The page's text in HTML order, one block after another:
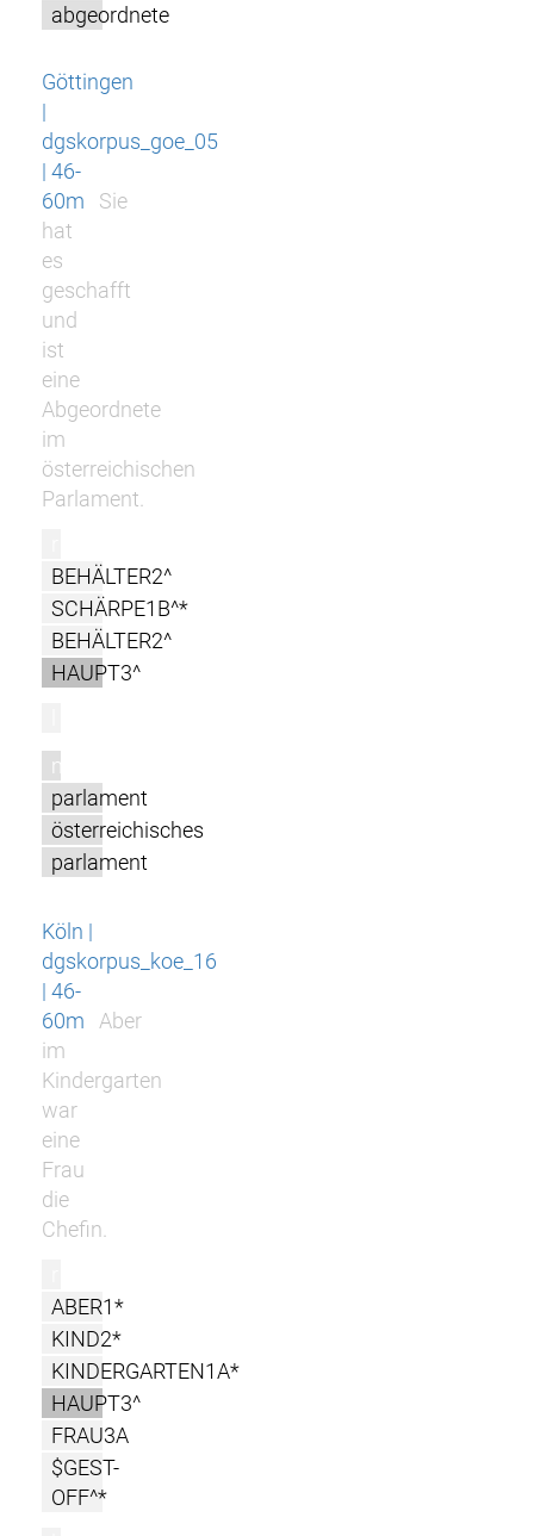
abgeordnete
Göttingen
|
dgskorpus_goe_05
| 46-
60m
Sie
hat
es
geschafft
und
ist
eine
Abgeordnete
im
österreichischen
Parlament.
BEHÄLTER2^
SCHÄRPE1B^*
BEHÄLTER2^
HAUPT3^
m
parlament
österreichisches
parlament
Köln |
dgskorpus_koe_16
| 46-
60m
Aber
im
Kindergarten
war
eine
Frau
die
Chefin.
ABER1*
KIND2*
KINDERGARTEN1A*
HAUPT3^
FRAU3A
$GEST-
OFF^*